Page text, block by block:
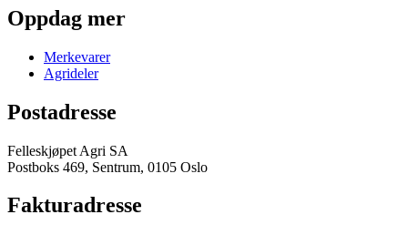
Oppdag mer
Merkevarer
Agrideler
Postadresse
Felleskjøpet Agri SA
Postboks 469, Sentrum, 0105 Oslo
Fakturadresse